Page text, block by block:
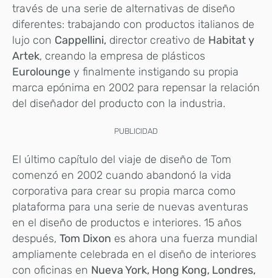
través de una serie de alternativas de diseño
diferentes: trabajando con productos italianos de
lujo con Cappellini, director creativo de Habitat y
Artek, creando la empresa de plásticos
Eurolounge y finalmente instigando su propia
marca epónima en 2002 para repensar la relación
del diseñador del producto con la industria.
PUBLICIDAD
El último capítulo del viaje de diseño de Tom
comenzó en 2002 cuando abandonó la vida
corporativa para crear su propia marca como
plataforma para una serie de nuevas aventuras
en el diseño de productos e interiores. 15 años
después, Tom Dixon es ahora una fuerza mundial
ampliamente celebrada en el diseño de interiores
con oficinas en Nueva York, Hong Kong, Londres,